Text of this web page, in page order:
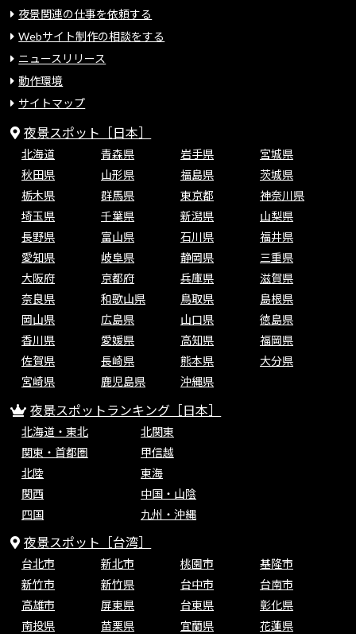
夜景関連の仕事を依頼する
Webサイト制作の相談をする
ニュースリリース
動作環境
サイトマップ
夜景スポット［日本］
北海道 青森県 岩手県
宮城県
秋田県
山形県 福島県
茨城県
栃木県
群馬県 東京都
神奈川県
埼玉県
千葉県 新潟県
山梨県
長野県
富山県 石川県
福井県
愛知県
岐阜県 静岡県
三重県
大阪府
京都府 兵庫県
滋賀県
奈良県
和歌山県 鳥取県
島根県
岡山県
広島県 山口県
徳島県
香川県
愛媛県 高知県
福岡県
佐賀県
長崎県 熊本県
大分県
宮崎県
鹿児島県 沖縄県
夜景スポットランキング［日本］
北海道・東北
北関東
関東・首都圏
甲信越
北陸
東海
関西
中国・山陰
四国
九州・沖縄
夜景スポット［台湾］
台北市 新北市 桃園市
基隆市
新竹市
新竹県 台中市
台南市
高雄市
屏東県 台東県
彰化県
南投県
苗栗県 宜蘭県
花蓮県